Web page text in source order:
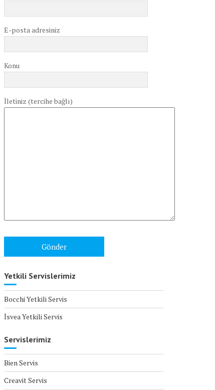
E-posta adresiniz
Konu
İletiniz (tercihe bağlı)
Yetkili Servislerimiz
Bocchi Yetkili Servis
İsvea Yetkili Servis
Servislerimiz
Bien Servis
Creavit Servis